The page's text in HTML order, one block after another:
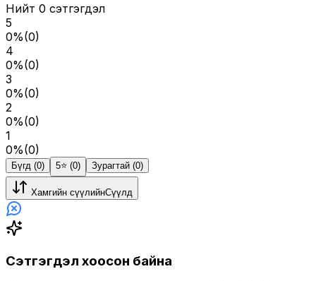
Нийт 0 сэтгэгдэл
5
0%(0)
4
0%(0)
3
0%(0)
2
0%(0)
1
0%(0)
Бүгд (0) 5⭐️ (0) Зурагтай (0)
Хамгийн сүүлийнСүүлд
Сэтгэгдэл хоосон байна